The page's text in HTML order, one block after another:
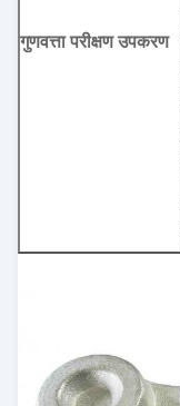
गुणवत्ता परीक्षण उपकरण